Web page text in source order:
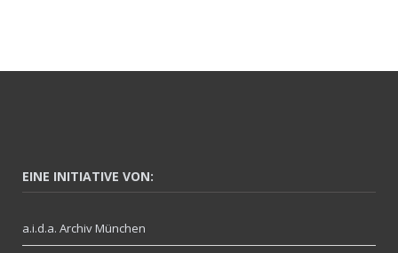
EINE INITIATIVE VON:
a.i.d.a. Archiv München